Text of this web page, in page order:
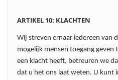
ARTIKEL 10: KLACHTEN
Wij streven ernaar iedereen van
mogelijk mensen toegang
een klacht heeft, betreuren we
dat u het ons laat weten. U kunt